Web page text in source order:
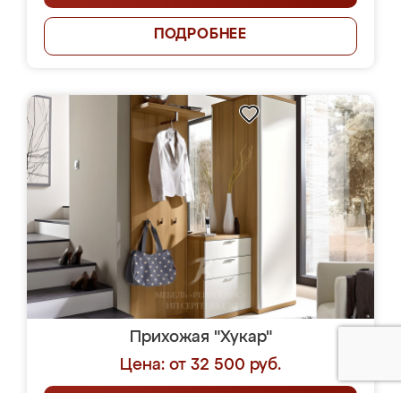
ПОДРОБНЕЕ
Прихожая "Хукар"
Цена: от 32 500 руб.